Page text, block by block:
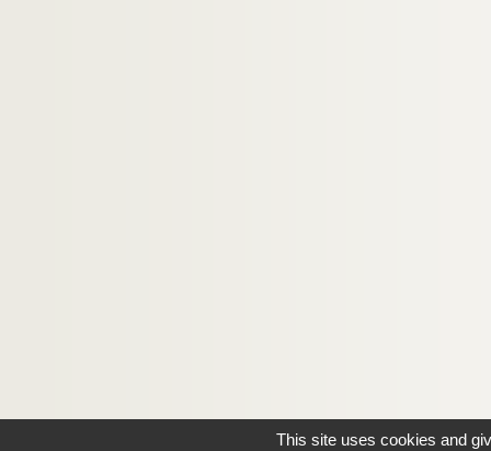
This site uses cookies and